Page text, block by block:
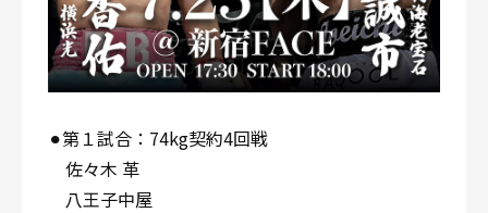
⚫︎第１試合：74kg契約4回戦
佐々木 革
八王子中屋